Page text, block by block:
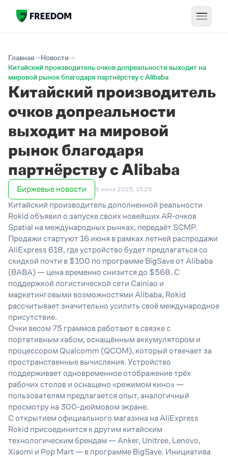
Главная
Новости
Китайский производитель очков допреальности выходит на
мировой рынок благодаря партнёрству с Alibaba
Китайский производитель
очков допреальности
выходит на мировой
рынок благодаря
партнёрству с Alibaba
Биржевые новости 9 июня 2025, 15:25
Китайский производитель дополненной реальности
Rokid объявил о запуске своих новейших AR-очков
Spatial на международных рынках, передаёт SCMP.
Продажи стартуют 16 июня в рамках летней распродажи
AliExpress 618, где устройство будет предлагаться со
скидкой почти в $100 по программе BigSave от Alibaba
(BABA) — цена временно снизится до $568. C
поддержкой логистической сети Cainiao и
маркетинговыми возможностями Alibaba, Rokid
рассчитывает значительно усилить своё международное
присутствие.
Очки весом 75 граммов работают в связке с
портативным хабом, оснащённым аккумулятором и
процессором Qualcomm (QCOM), который отвечает за
пространственные вычисления. Устройство
поддерживает одновременное отображение трёх
рабочих столов и оснащено «режимом кино» —
пользователям предлагается опыт, аналогичный
просмотру на 300-дюймовом экране.
С открытием официального магазина на AliExpress
Rokid присоединится к другим китайским
технологическим брендам — Anker, Unitree, Lenovo,
Xiaomi и Pop Mart — в программе BigSave. Инициатива